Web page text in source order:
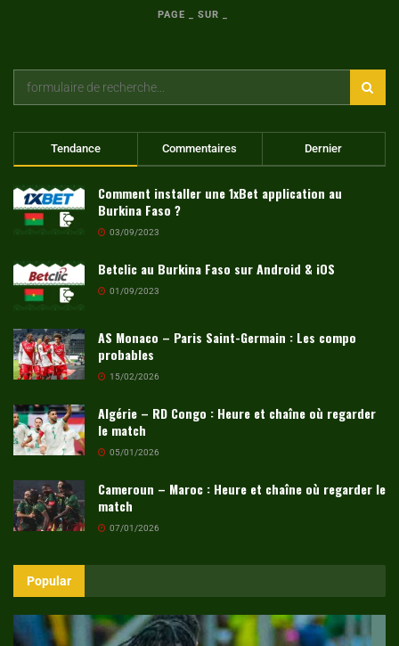
PAGE _ SUR _
Tendance Commentaires Dernier
Comment installer une 1xBet application au
Burkina Faso ?
03/09/2023
Betclic au Burkina Faso sur Android & iOS
01/09/2023
AS Monaco – Paris Saint-Germain : Les compo
probables
15/02/2026
Algérie – RD Congo : Heure et chaîne où regarder
le match
05/01/2026
Cameroun – Maroc : Heure et chaîne où regarder le
match
07/01/2026
Popular